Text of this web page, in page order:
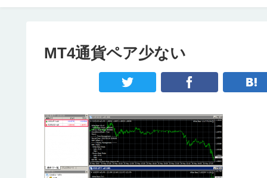
MT4通貨ペア少ない